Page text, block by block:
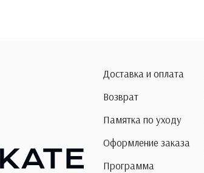
Доставка и оплата
Возврат
Памятка по уходу
Оформление заказа
Программа